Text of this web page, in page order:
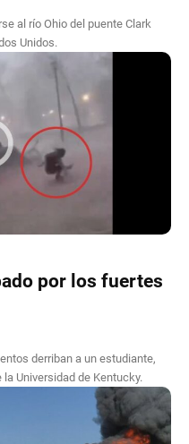
al río Ohio del puente Clark
Unidos.
por los fuertes
derriban a un estudiante,
Universidad de Kentucky.